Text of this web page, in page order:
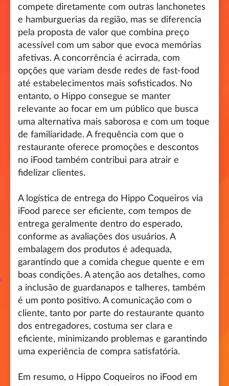
compete diretamente com outras lanchonetes
e hamburguerias da região, mas se diferencia
pela proposta de valor que combina preço
acessível com um sabor que evoca memórias
afetivas. A concorrência é acirrada, com
opções que variam desde redes de fast-food
até estabelecimentos mais sofisticados. No
entanto, o Hippo consegue se manter
relevante ao focar em um público que busca
uma alternativa mais saborosa e com um toque
de familiaridade. A frequência com que o
restaurante oferece promoções e descontos
no iFood também contribui para atrair e
fidelizar clientes.
A logística de entrega do Hippo Coqueiros via
iFood parece ser eficiente, com tempos de
entrega geralmente dentro do esperado,
conforme as avaliações dos usuários. A
embalagem dos produtos é adequada,
garantindo que a comida chegue quente e em
boas condições. A atenção aos detalhes, como
a inclusão de guardanapos e talheres, também
é um ponto positivo. A comunicação com o
cliente, tanto por parte do restaurante quanto
dos entregadores, costuma ser clara e
eficiente, minimizando problemas e garantindo
uma experiência de compra satisfatória.
Em resumo, o Hippo Coqueiros no iFood em